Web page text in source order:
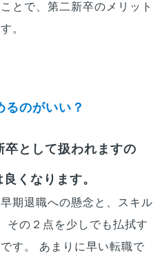
とで、第二新卒のメリット
。
るのがいい？
卒として扱われますの
くなります。
期退職への懸念と、スキル
その２点を少しでも払拭す
す。 あまりに早い転職で